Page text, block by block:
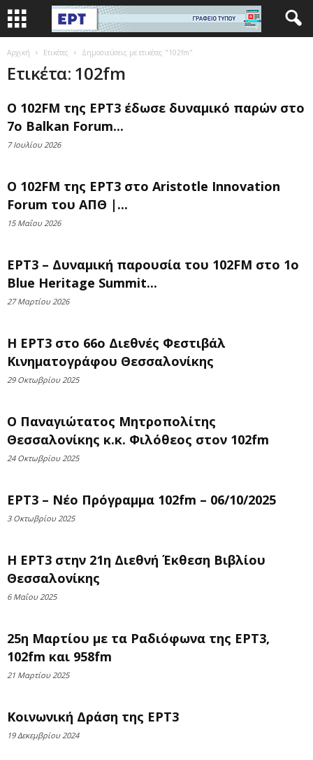
Αρχική Ετικέτες Δημοσιεύσεις με ετικέτες "102fm"
Ετικέτα: 102fm
O 102FM της ΕΡΤ3 έδωσε δυναμικό παρών στο
7ο Balkan Forum...
7 Ιουλίου 2026
Ο 102FM της ΕΡΤ3 στο Aristotle Innovation
Forum του ΑΠΘ |...
15 Μαΐου 2026
ΕΡΤ3 – Δυναμική παρουσία του 102FM στο 1ο
Blue Heritage Summit...
27 Μαρτίου 2026
Η ΕΡΤ3 στο 66ο Διεθνές Φεστιβάλ
Κινηματογράφου Θεσσαλονίκης
29 Οκτωβρίου 2025
Ο Παναγιώτατος Μητροπολίτης
Θεσσαλονίκης κ.κ. Φιλόθεος στον 102fm
24 Οκτωβρίου 2025
ΕΡΤ3 – Νέο Πρόγραμμα 102fm – 06/10/2025
3 Οκτωβρίου 2025
Η ΕΡΤ3 στην 21η Διεθνή Έκθεση Βιβλίου
Θεσσαλονίκης
6 Μαΐου 2025
25η Μαρτίου με τα Ραδιόφωνα της ΕΡΤ3,
102fm και 958fm
21 Μαρτίου 2025
Κοινωνική Δράση της ΕΡΤ3
19 Δεκεμβρίου 2024